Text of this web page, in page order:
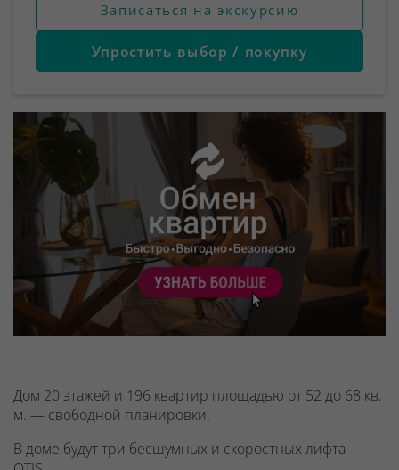
Записаться на экскурсию
Упростить выбор / покупку
Дом 20 этажей и 196 квартир площадью от 52 до 68 кв.
м. — свободной планировки.
В доме будуттри бесшумных и скоростных лифта